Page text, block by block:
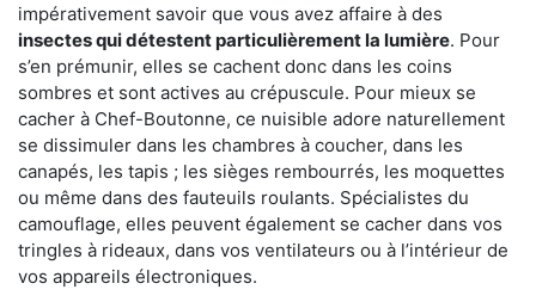
impérativement savoir que vous avez affaire à des
insectes qui détestent particulièrement la lumière. Pour
s’en prémunir, elles se cachent donc dans les coins
sombres et sont actives au crépuscule. Pour mieux se
cacher à Chef-Boutonne, ce nuisible adore naturellement
se dissimuler dans les chambres à coucher, dans les
canapés, les tapis ; les sièges rembourrés, les moquettes
ou même dans des fauteuils roulants. Spécialistes du
camouflage, elles peuvent également se cacher dans vos
tringles à rideaux, dans vos ventilateurs ou à l’intérieur de
vos appareils électroniques.